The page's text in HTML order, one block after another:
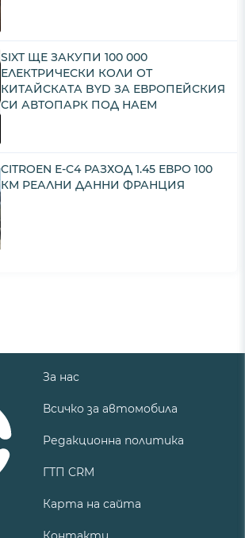
SIXT ЩЕ ЗАКУПИ 100 000
ЕЛЕКТРИЧЕСКИ КОЛИ ОТ
КИТАЙСКАТА BYD ЗА ЕВРОПЕЙСКИЯ
СИ АВТОПАРК ПОД НАЕМ
CITROЕN Е-C4 РАЗХОД 1.45 ЕВРО 100
КМ РЕАЛНИ ДАННИ ФРАНЦИЯ
За нас
Всичко за автомобила
Редакционна политика
ГТП CRM
Карта на сайта